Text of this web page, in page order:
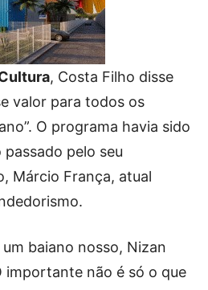
, Costa Filho disse
valor para todos os
O programa havia sido
pelo seu
Márcio França, atual
baiano nosso, Nizan
importante não é só o que